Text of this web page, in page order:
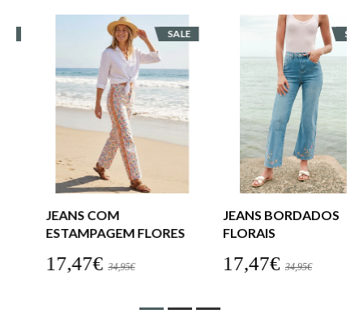
SALE
JEANS COM
ESTAMPAGEM FLORES
17,47€ 34,95€
SALE
JEANS BORDADOS
FLORAIS
17,47€ 34,95€